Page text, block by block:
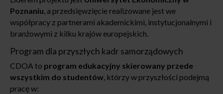
Poznaniu, a przedsięwzięcie realizowane jest we
współpracy z partnerami akademickimi, instytucjonalnymi i
branżowymi z kilku krajów europejskich.
Program dla przyszłych kadr samorządowych
CDOA to program edukacyjny skierowany przede
wszystkim do studentów, którzy w przyszłości podejmą
pracę w: